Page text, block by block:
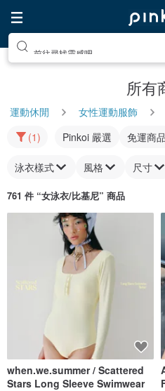
前往尋找靈感吧
所有
運動休閒 女性運動服飾
(1)
Pinkoi 嚴選 免運商品
泳衣樣式 風格 尺寸
761 件 “女泳衣/比基尼” 商品
when.we.summer / Scattered
Stars Long Sleeve Swimwear